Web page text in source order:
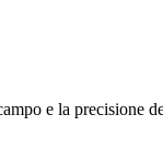
e la precisione